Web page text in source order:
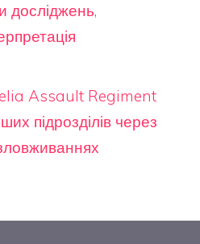
досліджень,
Assault Regiment
підрозділів через